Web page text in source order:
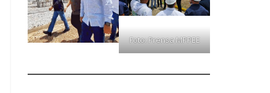
Foto: Prensa MPPEE